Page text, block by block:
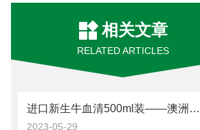
相关文章
RELATED ARTICLES
进口新生牛血清500ml装——澳洲进口胎牛血清有何特点
2023-05-29